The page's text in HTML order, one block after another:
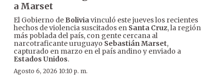
a Marset
El Gobierno de Boliviavinculó este jueves los recientes
hechos de violencia suscitados en Santa Cruz, la región
más poblada del país, con gente cercana al
narcotraficante uruguayo Sebastián Marset,
capturado en marzo en el país andino y enviado a
Estados Unidos.
Agosto 6, 2026 10:10 p. m.